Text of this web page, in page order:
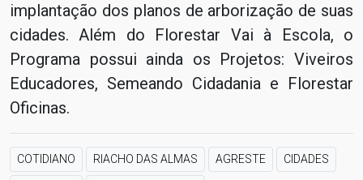
implantação dos planos de arborização de suas
cidades. Além do Florestar Vai à Escola, o
Programa possui ainda os Projetos: Viveiros
Educadores, Semeando Cidadania e Florestar
Oficinas.
COTIDIANO RIACHO DAS ALMAS AGRESTE CIDADES